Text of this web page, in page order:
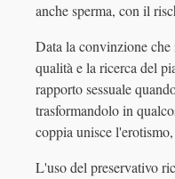
anche sperma, con il
Data la convinzione
qualità e la ricerca del
rapporto sessuale
trasformandolo in
coppia unisce
L'uso del preservativo